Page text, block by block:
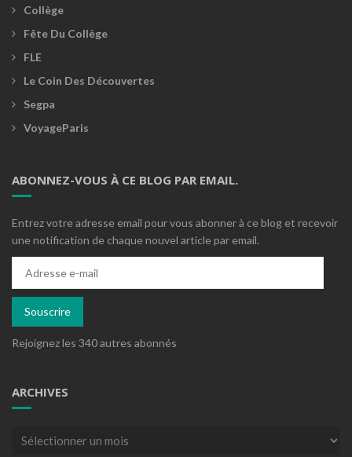
Collège
Fête Du Collège
FLE
Le Coin Des Découvertes
Segpa
VoyageParis
ABONNEZ-VOUS À CE BLOG PAR EMAIL.
Entrez votre adresse email pour vous abonner à ce blog et recevoir
une notification de chaque nouvel article par email.
mail
Souscrire
Rejoignez les 340 autres abonnés
ARCHIVES
Archives